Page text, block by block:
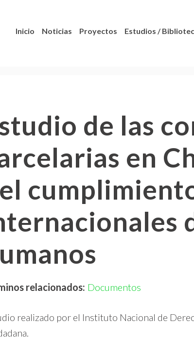
Inicio Noticias Proyectos Estudios /
de las
en
relacionados: Documentos
realizado por el Instituto Nacional de